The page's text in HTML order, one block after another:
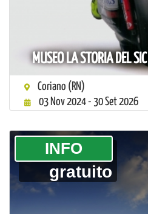
MUSEO LA STORIA DEL
Coriano (RN)
03 Nov 2024 - 30 Set 2026
­INFO
gratuito